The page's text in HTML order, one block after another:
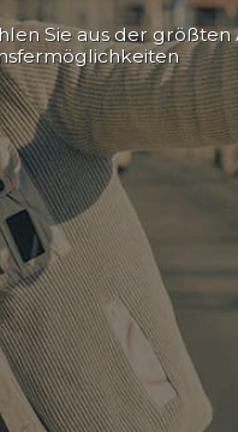
Sie aus der größten